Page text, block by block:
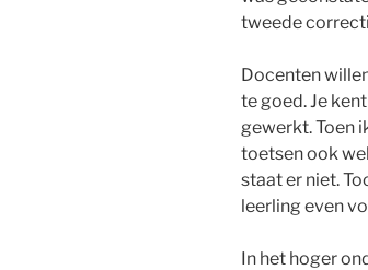
tweede
Docenten
te goed. Je
gewerkt. Toen
toetsen ook
staat er niet.
leerling even
In het hoger